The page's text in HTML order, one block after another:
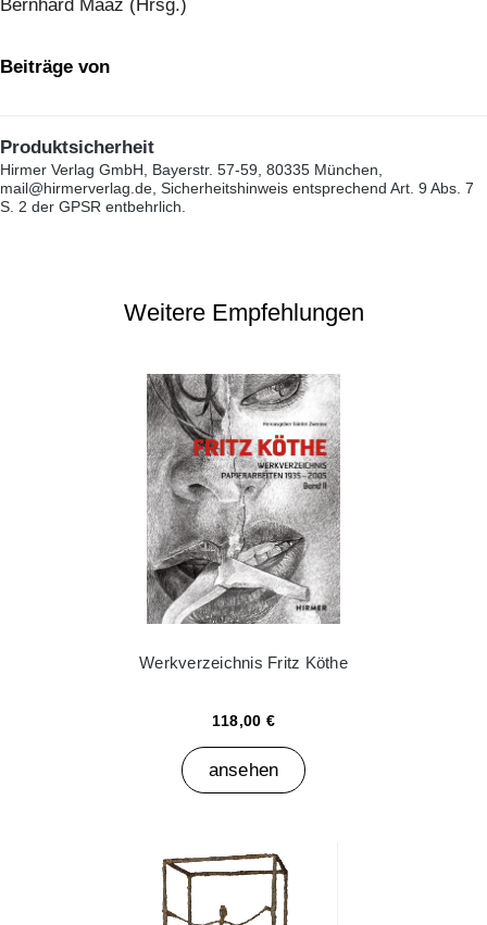
Bernhard Maaz (Hrsg.)
Beiträge von
Produktsicherheit
Hirmer Verlag GmbH, Bayerstr. 57-59, 80335 München,
mail@hirmerverlag.de, Sicherheitshinweis entsprechend Art. 9 Abs. 7
S. 2 der GPSR entbehrlich.
Weitere Empfehlungen
Werkverzeichnis Fritz Köthe
118,00 €
ansehen